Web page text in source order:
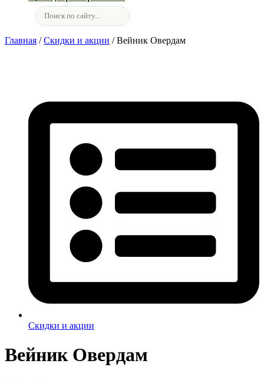
Главная /Скидки и акции / Вейник Овердам
Скидки и акции
Вейник Овердам